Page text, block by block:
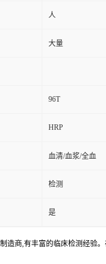
人
大量
96T
HRP
血清/血浆/全血
检测
是
造商,有丰富的临床检测经验